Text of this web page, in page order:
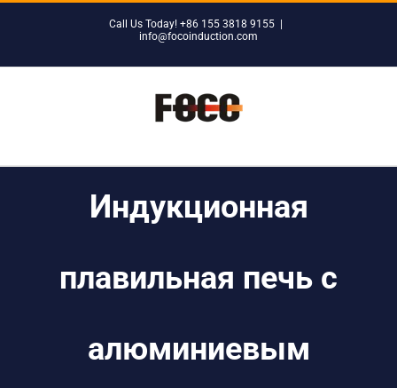
Call Us Today! +86 155 3818 9155
info@focoinduction.com
Индукционная
плавильная печь с
алюминиевым